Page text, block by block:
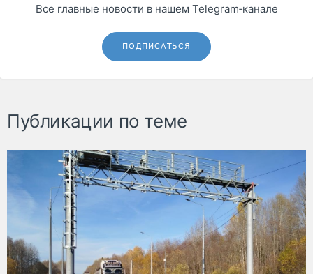
Все главные новости в нашем Telegram‑канале
ПОДПИСАТЬСЯ
Публикации по теме